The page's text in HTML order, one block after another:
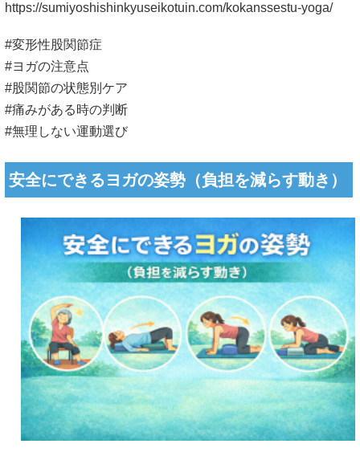
https://sumiyoshishinkyuseikotuin.com/kokanssestu-yoga/
#変形性股関節症
#ヨガの注意点
#股関節の状態別ケア
#痛みがある時の判断
#無理しない運動選び
安全にできるヨガの姿勢（負担を減らす動き）